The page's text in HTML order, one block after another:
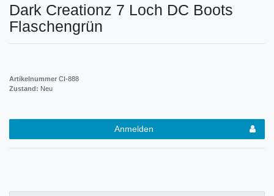
Dark Creationz 7 Loch DC Boots
Flaschengrün
Artikelnummer CI-888
Zustand: Neu
Anmelden